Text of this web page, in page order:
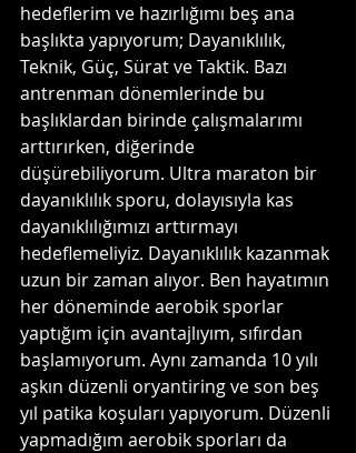
hedeflerim ve hazırlığımı beş ana
başlıkta yapıyorum; Dayanıklılık,
Teknik, Güç, Sürat ve Taktik. Bazı
antrenman dönemlerinde bu
başlıklardan birinde çalışmalarımı
arttırırken, diğerinde
düşürebiliyorum. Ultra maraton bir
dayanıklılık sporu, dolayısıyla kas
dayanıklılığımızı arttırmayı
hedeflemeliyiz. Dayanıklılık kazanmak
uzun bir zaman alıyor. Ben hayatımın
her döneminde aerobik sporlar
yaptığım için avantajlıyım, sıfırdan
başlamıyorum. Aynı zamanda 10 yılı
aşkın düzenli oryantiring ve son beş
yıl patika koşuları yapıyorum. Düzenli
yapmadığım aerobik sporları da